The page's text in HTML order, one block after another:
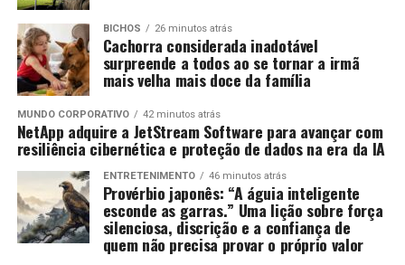
BICHOS 26 minutos atrás
Cachorra considerada inadotável
surpreende a todos ao se tornar a irmã
mais velha mais doce da família
MUNDO CORPORATIVO 42 minutos atrás
NetApp adquire a JetStream Software para avançar com
resiliência cibernética e proteção de dados na era da IA
ENTRETENIMENTO 46 minutos atrás
Provérbio japonês: “A águia inteligente
esconde as garras.” Uma lição sobre força
silenciosa, discrição e a confiança de
quem não precisa provar o próprio valor